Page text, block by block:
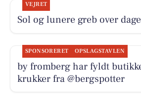
VEJRET
Sol og lunere greb over
SPONSORERET OPSLAGSTAVLEN
by fromberg har fyldt
krukker fra @bergspotter